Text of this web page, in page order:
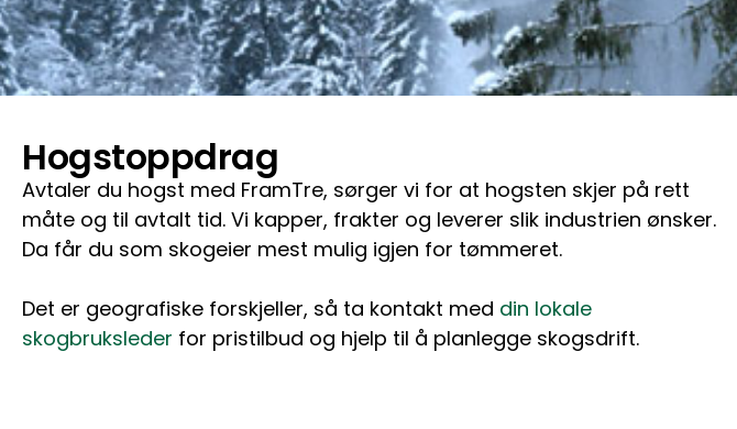
Hogstoppdrag
Avtaler du hogst med FramTre, sørger vi for at hogsten skjer på rett
måte og til avtalt tid. Vi kapper, frakter og leverer slik industrien ønsker.
Da får du som skogeier mest mulig igjen for tømmeret.
Det er geografiske forskjeller, så ta kontakt med din lokale
skogbruksleder for pristilbud og hjelp til å planlegge skogsdrift.